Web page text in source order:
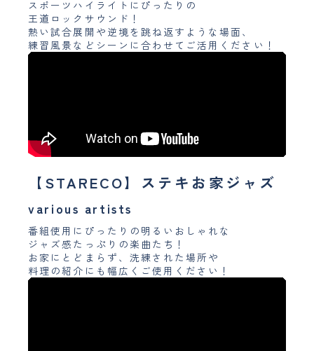
スポーツハイライトにぴったりの
王道ロックサウンド！
熱い試合展開や逆境を跳ね返すような場面、
練習風景などシーンに合わせてご活用ください！
【STARECO】ステキお家ジャズ
various artists
番組使用にぴったりの明るいおしゃれな
ジャズ感たっぷりの楽曲たち！
お家にとどまらず、洗練された場所や
料理の紹介にも幅広くご使用ください！